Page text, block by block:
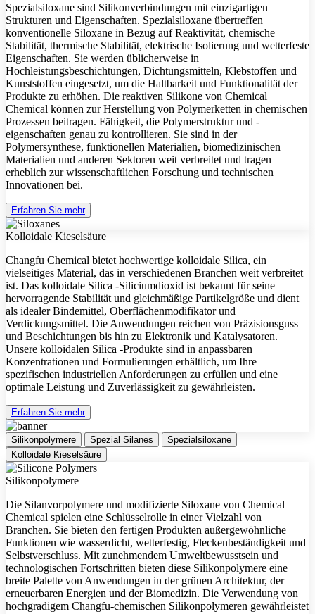
Spezialsiloxane sind Silikonverbindungen mit einzigartigen
Strukturen und Eigenschaften. Spezialsiloxane übertreffen
konventionelle Siloxane in Bezug auf Reaktivität, chemische
Stabilität, thermische Stabilität, elektrische Isolierung und wetterfeste
Eigenschaften. Sie werden üblicherweise in
Hochleistungsbeschichtungen, Dichtungsmitteln, Klebstoffen und
Kunststoffen eingesetzt, um die Haltbarkeit und Funktionalität der
Produkte zu erhöhen. Die reaktiven Silikone von Chemical
Chemical können zur Herstellung von Polymerketten in chemischen
Prozessen beitragen. Fähigkeit, die Polymerstruktur und -
eigenschaften genau zu kontrollieren. Sie sind in der
Polymersynthese, funktionellen Materialien, biomedizinischen
Materialien und anderen Sektoren weit verbreitet und tragen
erheblich zur wissenschaftlichen Forschung und technischen
Innovationen bei.
Erfahren Sie mehr
Kolloidale Kieselsäure
Changfu Chemical bietet hochwertige kolloidale Silica, ein
vielseitiges Material, das in verschiedenen Branchen weit verbreitet
ist. Das kolloidale Silica -Siliciumdioxid ist bekannt für seine
hervorragende Stabilität und gleichmäßige Partikelgröße und dient
als idealer Bindemittel, Oberflächenmodifikator und
Verdickungsmittel. Die Anwendungen reichen von Präzisionsguss
und Beschichtungen bis hin zu Elektronik und Katalysatoren.
Unsere kolloidalen Silica -Produkte sind in anpassbaren
Konzentrationen und Formulierungen erhältlich, um Ihre
spezifischen industriellen Anforderungen zu erfüllen und eine
optimale Leistung und Zuverlässigkeit zu gewährleisten.
Erfahren Sie mehr
Silikonpolymere Spezial Silanes
Spezialsiloxane
Kolloidale Kieselsäure
Silikonpolymere
Die Silanvorpolymere und modifizierte Siloxane von Chemical
Chemical spielen eine Schlüsselrolle in einer Vielzahl von
Branchen. Sie bieten den fertigen Produkten außergewöhnliche
Funktionen wie wasserdicht, wetterfestig, Fleckenbeständigkeit und
Selbstverschluss. Mit zunehmendem Umweltbewusstsein und
technologischen Fortschritten bieten diese Silikonpolymere eine
breite Palette von Anwendungen in der grünen Architektur, der
erneuerbaren Energien und der Biomedizin. Die Verwendung von
hochgradigem Changfu-chemischen Silikonpolymeren gewährleistet